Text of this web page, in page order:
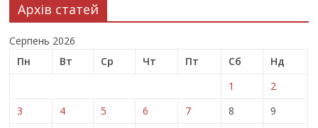
Архів статей
Серпень 2026
Пн
Вт Ср Чт Пт Сб
Нд
1
2
3
4 5 6 7 8
9